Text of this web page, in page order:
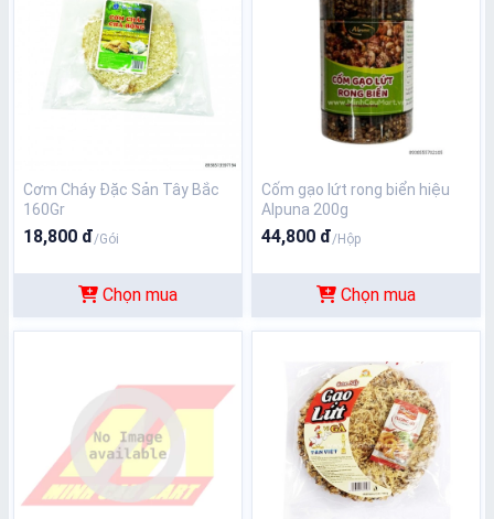
Cơm Cháy Đặc Sản Tây Bắc
160Gr
18,800 đ/Gói
Chọn mua
Cốm gạo lứt rong biển hiệu
Alpuna 200g
44,800 đ/Hộp
Chọn mua